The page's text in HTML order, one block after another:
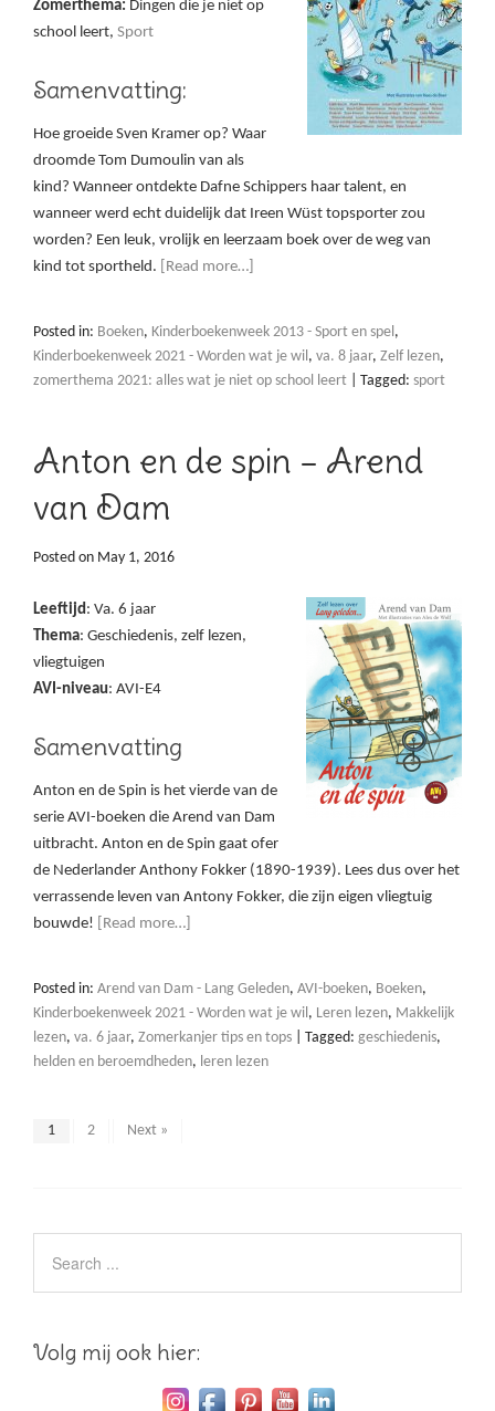
Zomerthema: Dingen die je niet op
school leert, Sport
Samenvatting:
Hoe groeide Sven Kramer op? Waar
droomde Tom Dumoulin van als
kind? Wanneer ontdekte Dafne Schippers haar talent, en
wanneer werd echt duidelijk dat Ireen Wüst topsporter zou
worden? Een leuk, vrolijk en leerzaam boek over de weg van
kind tot sportheld.
[Read more…]
Posted in: Boeken, Kinderboekenweek 2013 - Sport en spel,
Kinderboekenweek 2021 - Worden wat je wil, va. 8 jaar, Zelf lezen,
zomerthema 2021: alles wat je niet op school leert
Tagged: sport
Anton en de spin – Arend
van Dam
Posted on May 1, 2016
Leeftijd: Va. 6 jaar
Thema: Geschiedenis, zelf lezen,
vliegtuigen
AVI-niveau: AVI-E4
Samenvatting
Anton en de Spin is het vierde van de
serie AVI-boeken die Arend van Dam
uitbracht. Anton en de Spin gaat ofer
de Nederlander Anthony Fokker (1890-1939). Lees dus over het
verrassende leven van Antony Fokker, die zijn eigen vliegtuig
bouwde!
[Read more…]
Posted in: Arend van Dam - Lang Geleden, AVI-boeken, Boeken,
Kinderboekenweek 2021 - Worden wat je wil, Leren lezen, Makkelijk
lezen, va. 6 jaar, Zomerkanjer tips en tops Tagged: geschiedenis,
helden en beroemdheden, leren lezen
1 2 Next »
Volg mij ook hier: